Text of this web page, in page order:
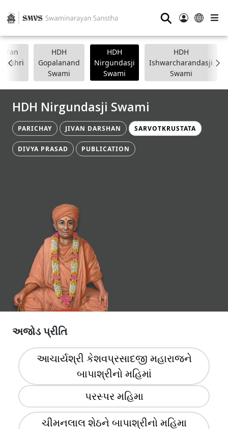
⚲
HDH
Gopalanand
Swami
HDH
Nirgundasji
Swami
HDH
Ishwarcharandasji
Swami
HDH Nirgundasji Swami
PARICHAY JIVAN DARSHAN SARVOTKRUSTATA
DIVYA PRASAD PUBLICATION
અજોડ પ્રીતિ
આચાર્યશ્રી કેશવપ્રસાદજી મહારાજને
બાપાશ્રીનો મહિમાં
પરસ્પર મહિમા
ચીમનલાલ શેઠને બાપાશ્રીનો મહિમા